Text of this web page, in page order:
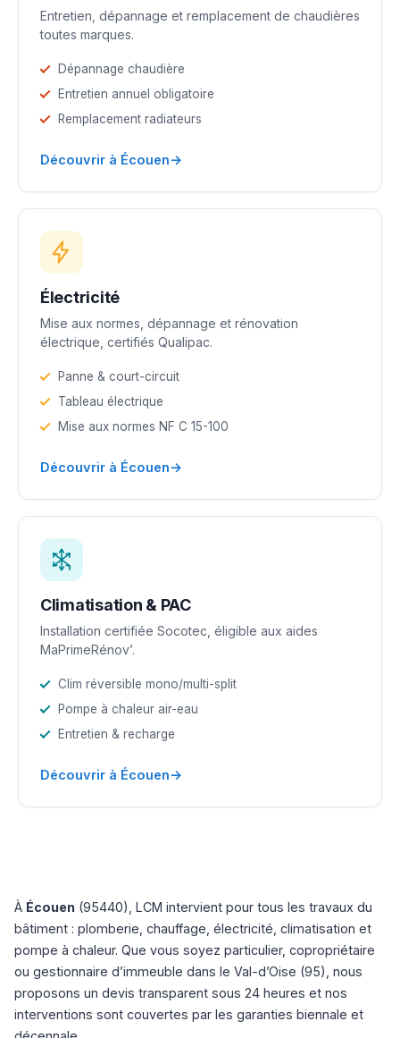
Entretien, dépannage et remplacement de chaudières
toutes marques.
Dépannage chaudière
Entretien annuel obligatoire
Remplacement radiateurs
Découvrir à Écouen→
Électricité
Mise aux normes, dépannage et rénovation
électrique, certifiés Qualipac.
Panne & court-circuit
Tableau électrique
Mise aux normes NF C 15-100
Découvrir à Écouen→
Climatisation & PAC
Installation certifiée Socotec, éligible aux aides
MaPrimeRénov’.
Clim réversible mono/multi-split
Pompe à chaleur air-eau
Entretien & recharge
Découvrir à Écouen→
À Écouen (95440), LCM intervient pour tous les travaux du
bâtiment : plomberie, chauffage, électricité, climatisation et
pompe à chaleur. Que vous soyez particulier, copropriétaire
ou gestionnaire d’immeuble dans le Val-d’Oise (95), nous
proposons un devis transparent sous 24 heures et nos
interventions sont couvertes par les garanties biennale et